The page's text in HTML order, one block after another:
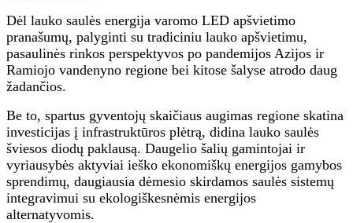
Dėl lauko saulės energija varomo LED apšvietimo
pranašumų, palyginti su tradiciniu lauko apšvietimu,
pasaulinės rinkos perspektyvos po pandemijos Azijos ir
Ramiojo vandenyno regione bei kitose šalyse atrodo daug
žadančios.
Be to, spartus gyventojų skaičiaus augimas regione skatina
investicijas į infrastruktūros plėtrą, didina lauko saulės
šviesos diodų paklausą. Daugelio šalių gamintojai ir
vyriausybės aktyviai ieško ekonomiškų energijos gamybos
sprendimų, daugiausia dėmesio skirdamos saulės sistemų
integravimui su ekologiškesnėmis energijos
alternatyvomis.